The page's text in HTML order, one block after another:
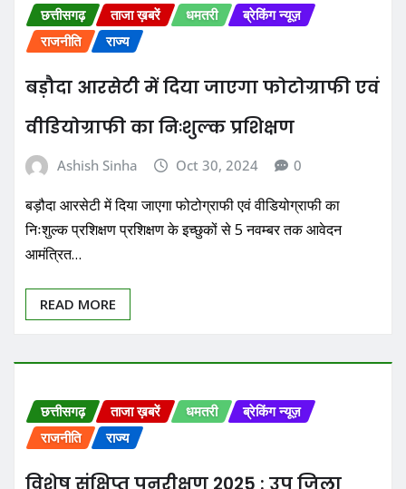
छत्तीसगढ़ ताजा ख़बरें धमतरी
ब्रेकिंग न्यूज़
राजनीति
राज्य
बड़ौदा आरसेटी में दिया जाएगा फोटोग्राफी एवं
वीडियोग्राफी का निःशुल्क प्रशिक्षण
Ashish Sinha Oct 30, 2024 0
बड़ौदा आरसेटी में दिया जाएगा फोटोग्राफी एवं वीडियोग्राफी का
निःशुल्क प्रशिक्षण प्रशिक्षण के इच्छुकों से 5 नवम्बर तक आवेदन
आमंत्रित…
READ MORE
छत्तीसगढ़ ताजा ख़बरें धमतरी
ब्रेकिंग न्यूज़
राजनीति
राज्य